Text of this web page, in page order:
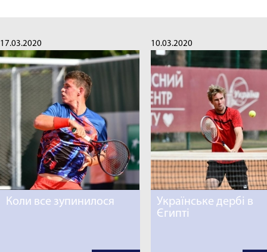
17.03.2020
Коли все зупинилося
10.03.2020
Українське дербі в
Єгипті